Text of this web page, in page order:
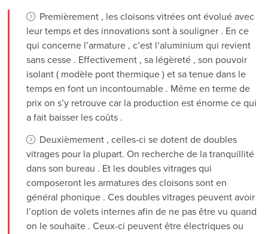
Premièrement , les cloisons vitrées ont évolué avec
leur temps et des innovations sont à souligner . En ce
qui concerne l’armature , c’est l’aluminium qui revient
sans cesse . Effectivement , sa légèreté , son pouvoir
isolant ( modèle pont thermique ) et sa tenue dans le
temps en font un incontournable . Même en terme de
prix on s’y retrouve car la production est énorme ce qui
a fait baisser les coûts .
Deuxièmement , celles-ci se dotent de doubles
vitrages pour la plupart. On recherche de la tranquillité
dans son bureau . Et les doubles vitrages qui
composeront les armatures des cloisons sont en
général phonique . Ces doubles vitrages peuvent avoir
l’option de volets internes afin de ne pas être vu quand
on le souhaite . Ceux-ci peuvent être électriques ou